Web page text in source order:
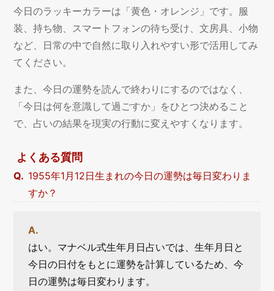
今日のラッキーカラーは「黄色・オレンジ」です。服
装、持ち物、スマートフォンの待ち受け、文房具、小物
など、日常の中で自然に取り入れやすい形で活用してみ
てください。
また、今日の運勢を読んで終わりにするのではなく、
「今日は何を意識して過ごすか」をひとつ決めること
で、占いの結果を現実の行動に変えやすくなります。
よくある質問
1955年1月12日生まれの今日の運勢は毎日変わりま
すか？
はい。マナベル式生年月日占いでは、生年月日と
今日の日付をもとに運勢を計算しているため、今
日の運勢は毎日変わります。